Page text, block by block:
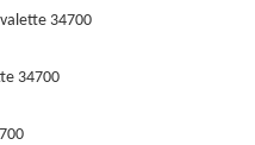
34700
34700